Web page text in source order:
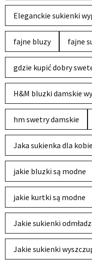
Eleganckie sukienki
fajne bluzy fajne
gdzie kupić dobry
H&M bluzki damskie
hm swetry damskie
Jaka sukienka dla
jakie bluzki są modne
jakie kurtki są modne
Jakie sukienki
Jakie sukienki